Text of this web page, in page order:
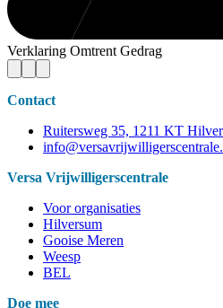
Verklaring Omtrent Gedrag
Contact
Ruitersweg 35, 1211 KT
Versa Vrijwilligerscentrale
Voor organisaties
Hilversum
Gooise Meren
Weesp
BEL
Doe mee